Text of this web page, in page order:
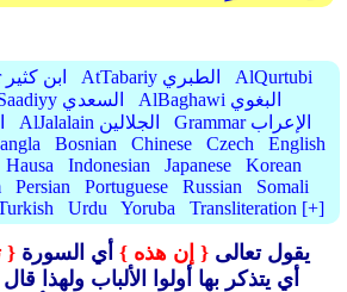
IbnKathir ابن كثير AtTabariy الطبري
AlQurtubi
AsSaadiyy السعدي
AlBaghawi البغوي
AlJalalain الجلالين
Grammar الإعراب
Bosnian Chinese Czech
English
Hausa Indonesian Japanese
Korean
Persian Portuguese Russian
Somali
Urdu Yoruba Transliteration [+]
يقول تعالى { إن هذه } أي السورة {
أي يتذكر بها أولوا الألباب ولهذا